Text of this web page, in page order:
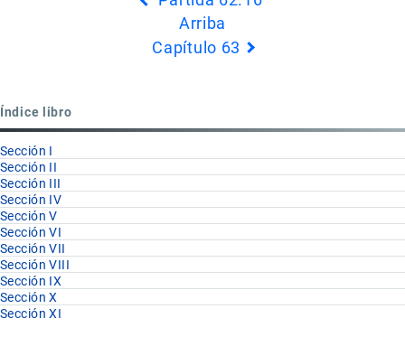
62.17
Arriba
Capítulo 63
Índice libro
Sección I
Sección II
Sección III
Sección IV
Sección V
Sección VI
Sección VII
Sección VIII
Sección IX
Sección X
Sección XI